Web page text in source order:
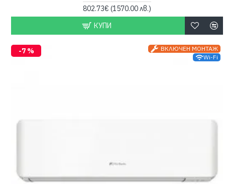
802.73€ (1570.00 лв.)
КУПИ
ВКЛЮЧЕН МОНТАЖ
Wi-Fi
-7 %